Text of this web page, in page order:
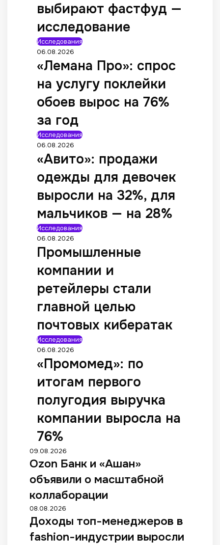
выбирают фастфуд —
исследование
Исследования
06.08.2026
«Лемана Про»: спрос
на услугу поклейки
обоев вырос на 76%
за год
Исследования
06.08.2026
«Авито»: продажи
одежды для девочек
выросли на 32%, для
мальчиков — на 28%
Исследования
06.08.2026
Промышленные
компании и
ретейлеры стали
главной целью
почтовых кибератак
Исследования
06.08.2026
«Промомед»: по
итогам первого
полугодия выручка
компании выросла на
76%
09.08.2026
Ozon Банк и «Ашан»
объявили о масштабной
коллаборации
08.08.2026
Доходы топ-менеджеров в
fashion-индустрии выросли